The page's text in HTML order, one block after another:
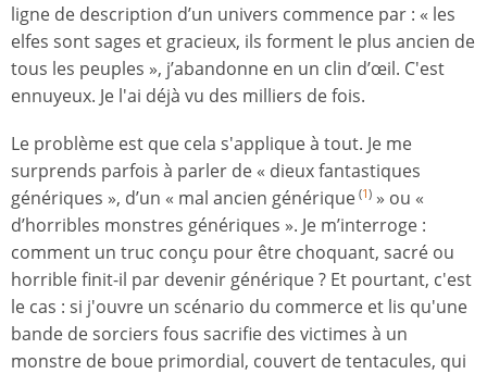
ligne de description d’un univers commence par : « les
elfes sont sages et gracieux, ils forment le plus ancien de
tous les peuples », j’abandonne en un clin d’œil. C'est
ennuyeux. Je l'ai déjà vu des milliers de fois.
Le problème est que cela s'applique à tout. Je me
surprends parfois à parler de « dieux fantastiques
génériques », d’un « mal ancien générique (1) » ou «
d’horribles monstres génériques ». Je m’interroge :
comment un truc conçu pour être choquant, sacré ou
horrible finit-il par devenir générique ? Et pourtant, c'est
le cas : si j'ouvre un scénario du commerce et lis qu'une
bande de sorciers fous sacrifie des victimes à un
monstre de boue primordial, couvert de tentacules, qui